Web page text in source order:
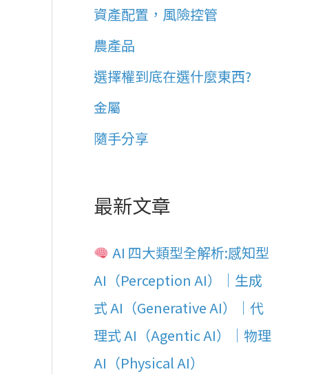
資產配置，風險控管
農產品
選擇權到底在選什麼東西?
金屬
隨手分享
最新文章
AI 四大類型全解析:感知型
AI（Perception AI）｜生成
式 AI（Generative AI）｜代
理式 AI（Agentic AI）｜物理
AI（Physical AI）